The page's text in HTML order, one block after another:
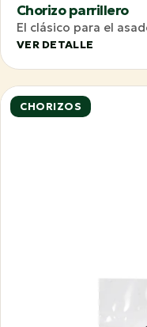
Chorizo parrillero
El clásico para el
VER DETALLE
CHORIZOS